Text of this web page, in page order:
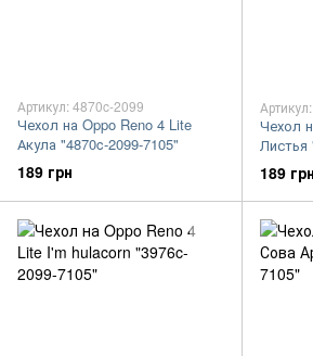
Артикул: 4870c-2099
Чехол на Oppo Reno 4 Lite
Акула "4870c-2099-7105"
189 грн
Чехол
Листья
189 грн